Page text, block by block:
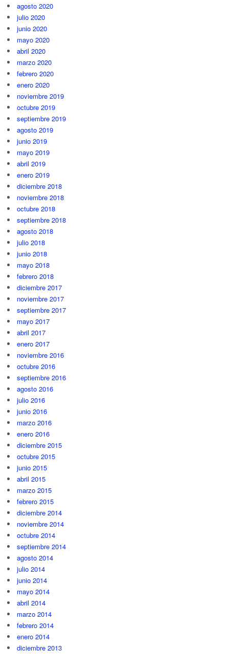
agosto 2020
julio 2020
junio 2020
mayo 2020
abril 2020
marzo 2020
febrero 2020
enero 2020
noviembre 2019
octubre 2019
septiembre 2019
agosto 2019
junio 2019
mayo 2019
abril 2019
enero 2019
diciembre 2018
noviembre 2018
octubre 2018
septiembre 2018
agosto 2018
julio 2018
junio 2018
mayo 2018
febrero 2018
diciembre 2017
noviembre 2017
septiembre 2017
mayo 2017
abril 2017
enero 2017
noviembre 2016
octubre 2016
septiembre 2016
agosto 2016
julio 2016
junio 2016
marzo 2016
enero 2016
diciembre 2015
octubre 2015
junio 2015
abril 2015
marzo 2015
febrero 2015
diciembre 2014
noviembre 2014
octubre 2014
septiembre 2014
agosto 2014
julio 2014
junio 2014
mayo 2014
abril 2014
marzo 2014
febrero 2014
enero 2014
diciembre 2013